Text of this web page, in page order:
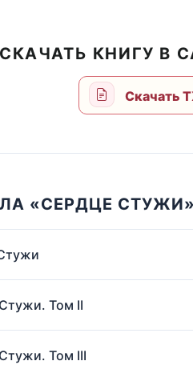
СКАЧАТЬ КНИГУ В
Скачать
«СЕРДЦЕ СТУЖИ»
Том II
Том III